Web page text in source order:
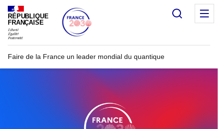
RÉPUBLIQUE
FRANÇAISE
Faire de la France un leader mondial du quantique